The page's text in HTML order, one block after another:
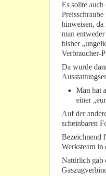
Es sollte
hinweisen, da
man
bisher
Verbraucher-
Da wurde
Man hat
einer
Auf der
scheinbaren
Bezeichnend
Werksteam
Natürlich gab